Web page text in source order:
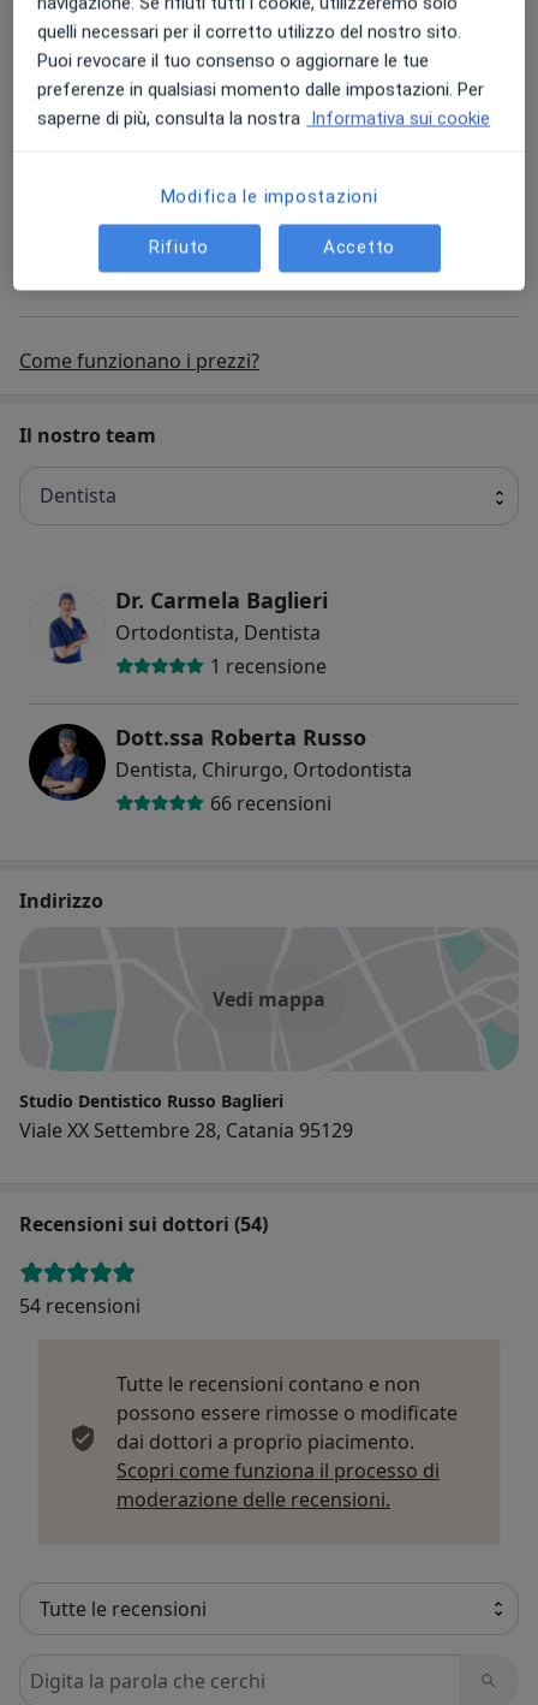
Prestazione gratuita
Esame obiettivo
Prestazione gratuita
Frenulectomia
+ 15 prestazioni
Come funzionano i prezzi?
Il nostro team
Dentista
Dr. Carmela Baglieri
Ortodontista, Dentista
1 recensione
Dott.ssa Roberta Russo
Dentista, Chirurgo, Ortodontista
66 recensioni
Indirizzo
Vedi mappa
Studio Dentistico Russo Baglieri
Viale XX Settembre 28, Catania 95129
Recensioni sui dottori (54)
54 recensioni
Tutte le recensioni contano e non
possono essere rimosse o modificate
dai dottori a proprio piacimento.
Scopri come funziona il processo di
moderazione delle recensioni.
Cerca nelle recensioni
quelli necessari per il corretto utilizzo del nostro sito.
Puoi revocare il tuo consenso o aggiornare le tue
preferenze in qualsiasi momento dalle impostazioni. Per
saperne di più, consulta la nostra Informativa sui cookie
Modifica le impostazioni
Rifiuto Accetto